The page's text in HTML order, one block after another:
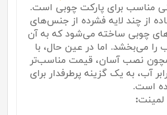
مناسب برای پارکت چوبی است.
از چند لایه فشرده از جنس‌های
چوبی ساخته می‌شود که به آن
می‌بخشد. اما در عین حال، با
نصب آسان، قیمت مناسب‌تر
آب، به یک گزینه پرطرفدار برای
است.
لمینت: